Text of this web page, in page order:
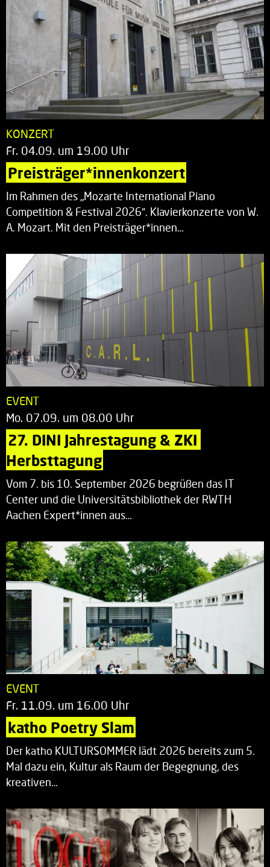
KONZERT
Fr. 04.09. um 19.00 Uhr
Preisträger*innenkonzert
Im Rahmen des „Mozarte International Piano
Competition & Festival 2026“. Klavierkonzerte von W.
A. Mozart. Mit den Preisträger*innen…
EVENT
Mo. 07.09. um 08.00 Uhr
27. DINI Jahrestagung & ZKI
Herbsttagung
Vom 7. bis 10. September 2026 begrüßen das IT
Center und die Universitätsbibliothek der RWTH
Aachen Expert*innen aus…
EVENT
Fr. 11.09. um 16.00 Uhr
katho Poetry Slam
Der katho KULTURSOMMER lädt 2026 bereits zum 5.
Mal dazu ein, Kultur als Raum der Begegnung, des
kreativen…